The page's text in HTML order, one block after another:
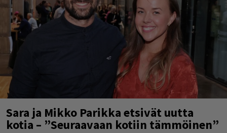
Sara ja Mikko Parikka etsivät uutta
kotia – ”Seuraavaan kotiin tämmöinen”